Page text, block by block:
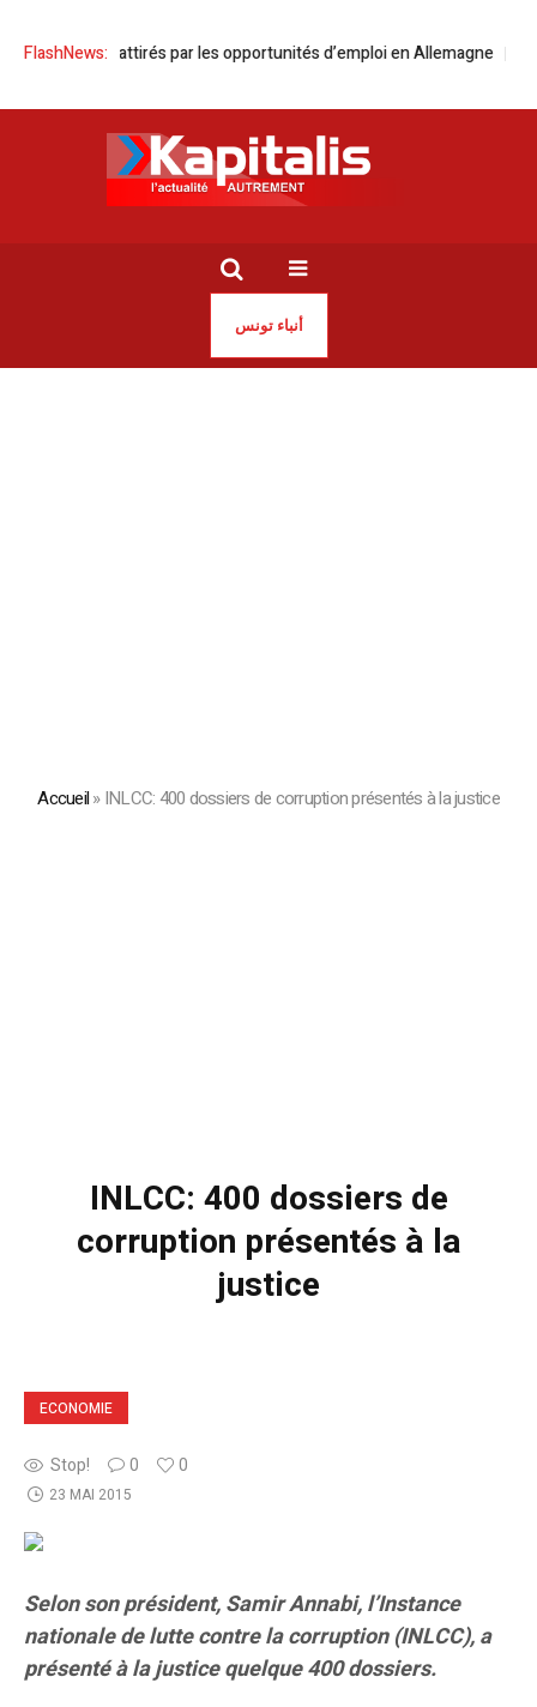
FlashNews:
Tunisiens attirés par les opportunités d’emploi en Allemagne
أنباء تونس
Accueil»INLCC: 400 dossiers de corruption présentés à la justice
INLCC: 400 dossiers de
corruption présentés à la
justice
ECONOMIE
Stop! 0 0
23 MAI 2015
Selon son président, Samir Annabi, l’Instance
nationale de lutte contre la corruption (INLCC), a
présenté à la justice quelque 400 dossiers.